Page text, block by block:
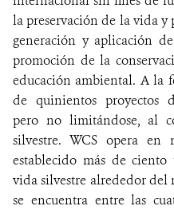
la preservación de la vida y
generación y aplicación
promoción de la
educación ambiental. A la
de quinientos proyectos
pero no limitándose, al
silvestre. WCS opera en
establecido más de
vida silvestre alrededor del
se encuentra entre las